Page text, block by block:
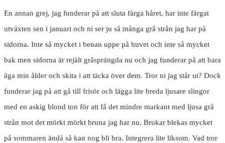
En annan grej, jag funderar på att sluta färga håret, har inte färgat
utväxten sen i januari och ni ser ju så många grå strån jag har på
sidorna. Inte så mycket i benan uppe på huvet och inte så mycket
bak men sidorna är rejält gråsprängda nu och jag funderar på att bara
äga min ålder och skita i att täcka över dem. Tror ni jag står ut? Dock
funderar jag på att gå till frisör och lägga lite breda ljusare slingor
med en askig blond ton för att få det mindre markant med ljusa grå
strån mot det mörkt mörkt bruna jag har nu. Brukar blekas mycket
på sommaren ändå så kan nog bli bra. Integrera lite liksom. Vad tror